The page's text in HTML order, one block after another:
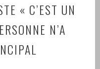
« C’EST UN
N’A